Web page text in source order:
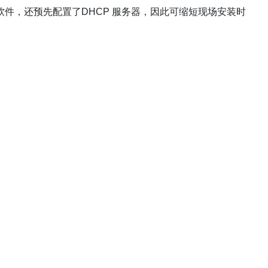
，还预先配置了DHCP 服务器，因此可缩短现场安装时